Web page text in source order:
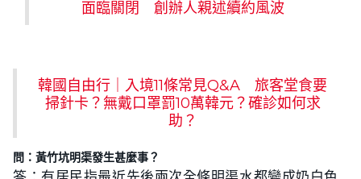
面臨關閉 創辦人親述續約風波
韓國自由行｜入境11條常見Q&A 旅客堂食要
掃針卡？無戴口罩罰10萬韓元？確診如何求
助？
問：黃竹坑明渠發生甚麼事？